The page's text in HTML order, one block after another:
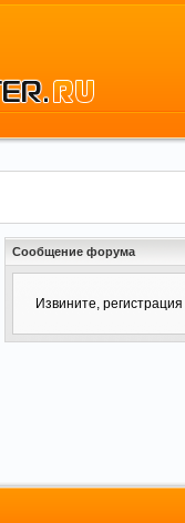
Сообщение форума
Извините,